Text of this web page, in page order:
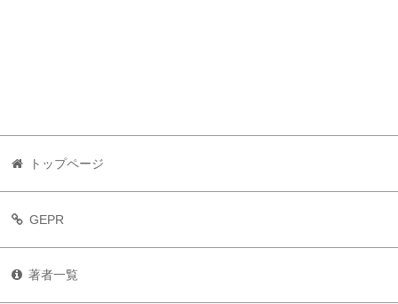
トップページ
GEPR
著者一覧